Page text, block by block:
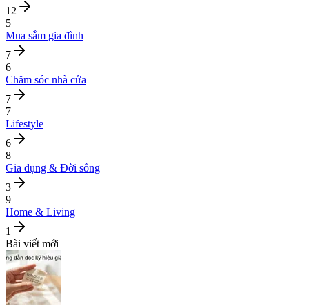
12
5
Mua sắm gia đình
7
6
Chăm sóc nhà cửa
7
7
Lifestyle
6
8
Gia dụng & Đời sống
3
9
Home & Living
1
Bài viết mới